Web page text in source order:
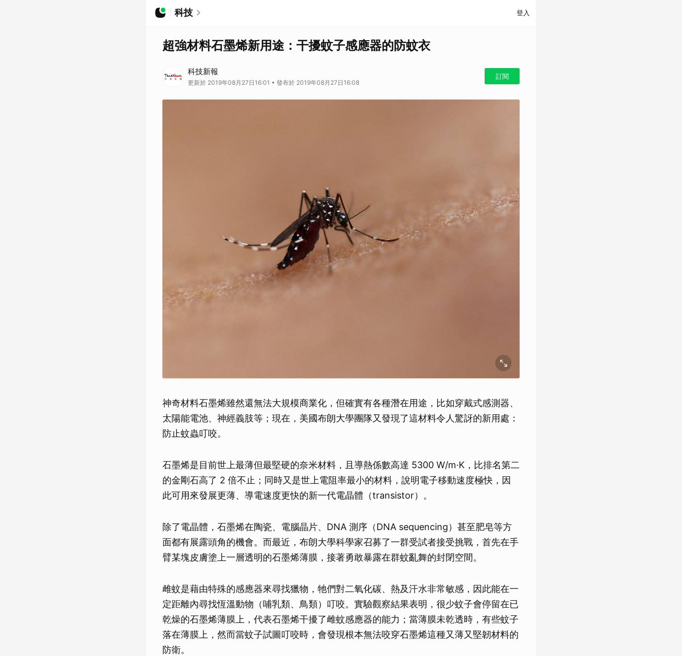
科技 登入
超強材料石墨烯新用途：干擾蚊子感應器的防蚊衣
科技新報
更新於 2019年08月27日16:01 • 發布於 2019年08月27日16:08
訂閱
神奇材料石墨烯雖然還無法大規模商業化，但確實有各種潛在用途，比如穿戴式感測器、
太陽能電池、神經義肢等；現在，美國布朗大學團隊又發現了這材料令人驚訝的新用處：
防止蚊蟲叮咬。
石墨烯是目前世上最薄但最堅硬的奈米材料，且導熱係數高達 5300 W/m·K，比排名第二
的金剛石高了 2 倍不止；同時又是世上電阻率最小的材料，說明電子移動速度極快，因
此可用來發展更薄、導電速度更快的新一代電晶體（transistor）。
除了電晶體，石墨烯在陶瓷、電腦晶片、DNA 測序（DNA sequencing）甚至肥皂等方
面都有展露頭角的機會。而最近，布朗大學科學家召募了一群受試者接受挑戰，首先在手
臂某塊皮膚塗上一層透明的石墨烯薄膜，接著勇敢暴露在群蚊亂舞的封閉空間。
雌蚊是藉由特殊的感應器來尋找獵物，牠們對二氧化碳、熱及汗水非常敏感，因此能在一
定距離內尋找恆溫動物（哺乳類、鳥類）叮咬。實驗觀察結果表明，很少蚊子會停留在已
乾燥的石墨烯薄膜上，代表石墨烯干擾了雌蚊感應器的能力；當薄膜未乾透時，有些蚊子
落在薄膜上，然而當蚊子試圖叮咬時，會發現根本無法咬穿石墨烯這種又薄又堅韌材料的
防衛。